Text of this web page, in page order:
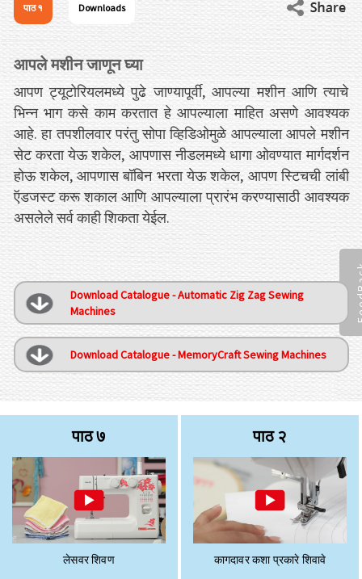
पाठ १ Downloads
आपले मशीन जाणून घ्या
आपण ट्यूटोरियलमध्ये पुढे जाण्यापूर्वी, आपल्या मशीन आणि त्याचे
भिन्न भाग कसे काम करतात हे आपल्याला माहित असणे आवश्यक
आहे. हा तपशीलवार परंतु सोपा व्हिडिओमुळे आपल्याला आपले मशीन
सेट करता येऊ शकेल, आपणास नीडलमध्ये धागा ओवण्यात मार्गदर्शन
होऊ शकेल, आपणास बॉबिन भरता येऊ शकेल, आपण स्टिचची लांबी
ऍडजस्ट करू शकाल आणि आपल्याला प्रारंभ करण्यासाठी आवश्यक
असलेले सर्व काही शिकता येईल.
Download Catalogue - Automatic Zig Zag Sewing
Machines
Download Catalogue - MemoryCraft Sewing Machines
पाठ ७
लेसवर शिवण
पाठ २
कागदावर कशा प्रकारे शिवावे